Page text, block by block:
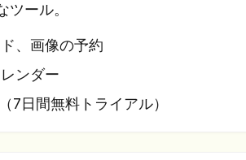
ツール。
、画像の予約
ンダー
7日間無料トライアル）